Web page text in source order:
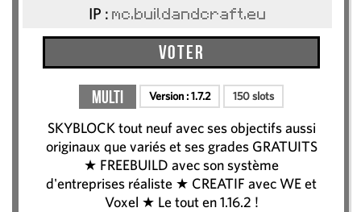
IP : mc.buildandcraft.eu
Voter
Multi Version :1.7.2 150 slots
SKYBLOCK tout neuf avec ses objectifs aussi
originaux que variés et ses grades GRATUITS
★ FREEBUILD avec son système
d'entreprises réaliste ★ CREATIF avec WE et
Voxel ★ Le tout en 1.16.2 !